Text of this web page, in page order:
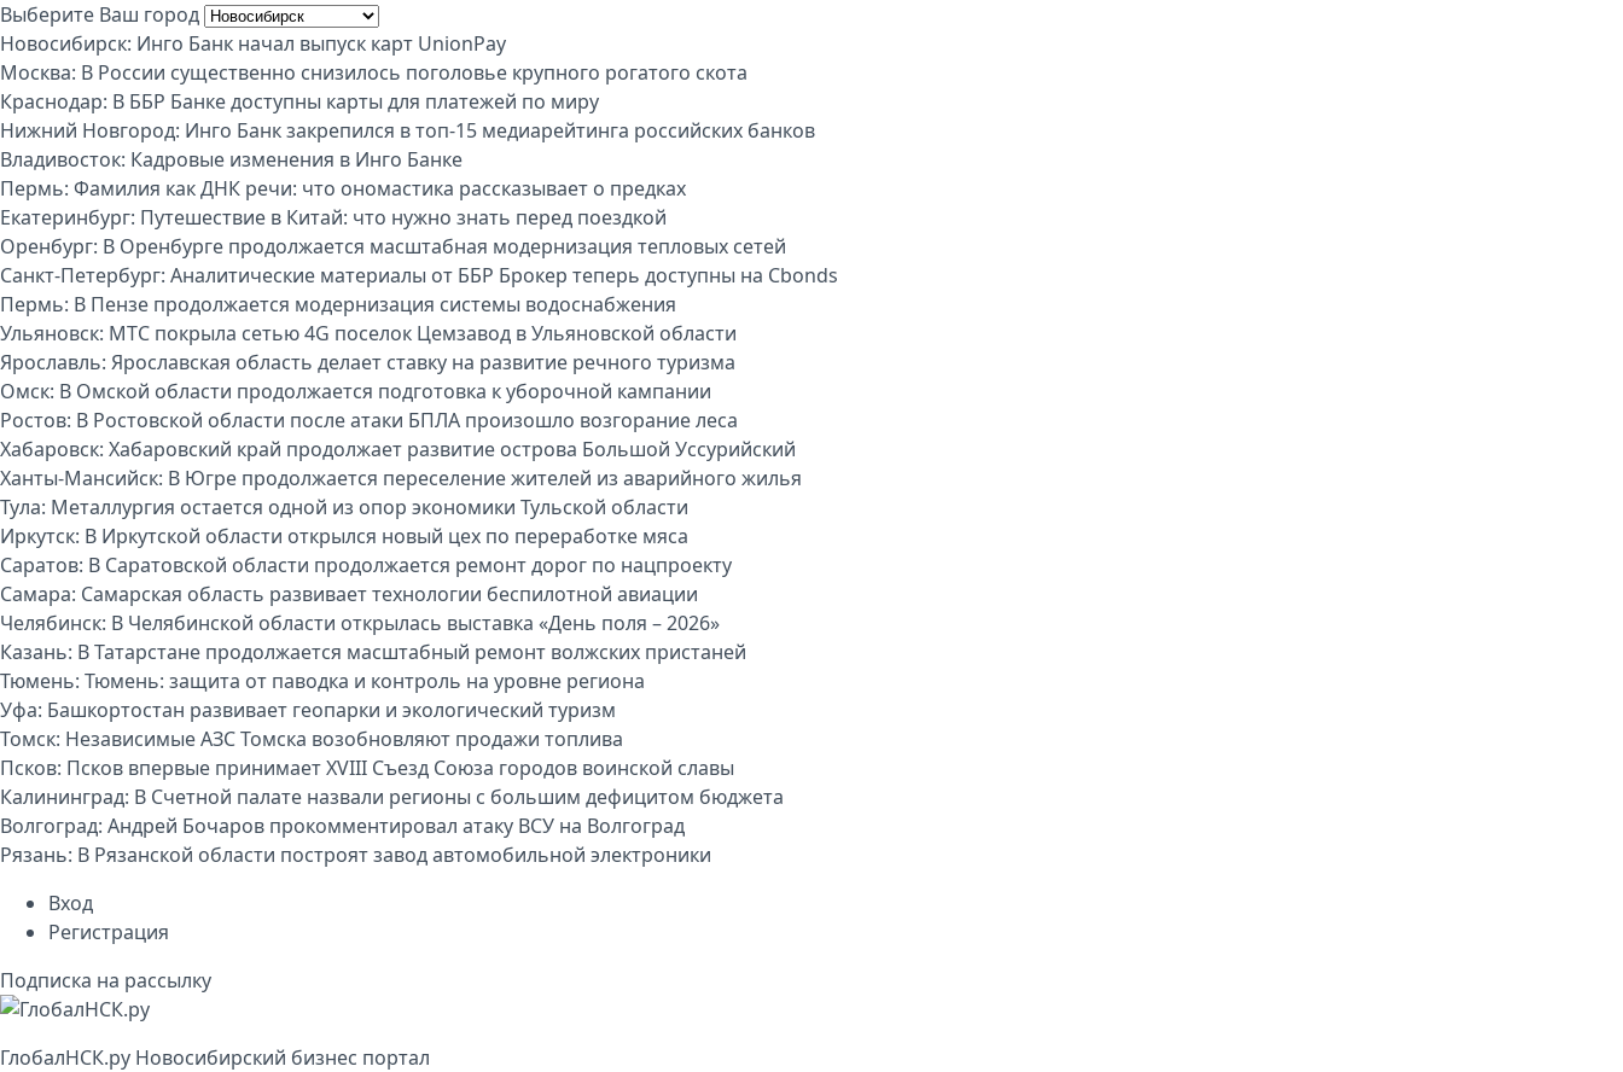
Выберите Ваш город
Новосибирск: Инго Банк начал выпуск карт UnionPay
Москва: В России существенно снизилось поголовье крупного рогатого скота
Краснодар: В ББР Банке доступны карты для платежей по миру
Нижний Новгород: Инго Банк закрепился в топ-15 медиарейтинга российских банков
Владивосток: Кадровые изменения в Инго Банке
Пермь: Фамилия как ДНК речи: что ономастика рассказывает о предках
Екатеринбург: Путешествие в Китай: что нужно знать перед поездкой
Оренбург: В Оренбурге продолжается масштабная модернизация тепловых сетей
Санкт-Петербург: Аналитические материалы от ББР Брокер теперь доступны на Cbonds
Пермь: В Пензе продолжается модернизация системы водоснабжения
Ульяновск: МТС покрыла сетью 4G поселок Цемзавод в Ульяновской области
Ярославль: Ярославская область делает ставку на развитие речного туризма
Омск: В Омской области продолжается подготовка к уборочной кампании
Ростов: В Ростовской области после атаки БПЛА произошло возгорание леса
Хабаровск: Хабаровский край продолжает развитие острова Большой Уссурийский
Ханты-Мансийск: В Югре продолжается переселение жителей из аварийного жилья
Тула: Металлургия остается одной из опор экономики Тульской области
Иркутск: В Иркутской области открылся новый цех по переработке мяса
Саратов: В Саратовской области продолжается ремонт дорог по нацпроекту
Самара: Самарская область развивает технологии беспилотной авиации
Челябинск: В Челябинской области открылась выставка «День поля – 2026»
Казань: В Татарстане продолжается масштабный ремонт волжских пристаней
Тюмень: Тюмень: защита от паводка и контроль на уровне региона
Уфа: Башкортостан развивает геопарки и экологический туризм
Томск: Независимые АЗС Томска возобновляют продажи топлива
Псков: Псков впервые принимает XVIII Съезд Союза городов воинской славы
Калининград: В Счетной палате назвали регионы с большим дефицитом бюджета
Волгоград: Андрей Бочаров прокомментировал атаку ВСУ на Волгоград
Рязань: В Рязанской области построят завод автомобильной электроники
Вход
Регистрация
Подписка на рассылку
ГлобалНСК.py Новосибирский бизнес портал